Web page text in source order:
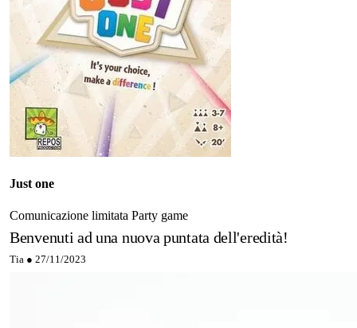
Just one
Comunicazione limitata Party game
Benvenuti ad una nuova puntata dell'eredità!
Tia ● 27/11/2023